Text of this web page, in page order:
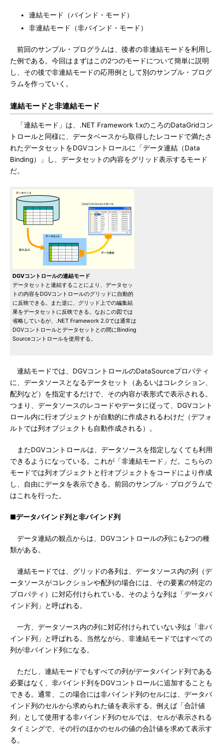
連結モード（バインド・モード）
非連結モード（非バインド・モード）
前回のサンプル・プログラムは、後者の非連結モードを利用し
た例である。今回はまずはこの2つのモードについて簡単に説明
し、その後で非連結モードの応用例として別のサンプル・プログ
ラムを作っていく。
連結モードと非連結モード
「連結モード」は、.NET Framework 1.xのころのDataGridコン
トロールと同様に、データベースから取得したレコードで満たさ
れたデータセットをDGVコントロールに「データ連結（Data
Binding）」し、データセットの内容をグリッド表示するモード
だ。
DGVコントロールの連結モード
データセットと連結することにより、データセッ
トの内容をDGVコントロールのグリッドに自動的
に反映できる。また逆に、グリッド上での編集結
果をデータセットに反映できる。なおこの図では
省略しているが、.NET Framework 2.0では通常は
DGVコントロールとデータセットとの間にBinding
Sourceコントロールを使用する。
連結モードでは、DGVコントロールのDataSourceプロパティ
に、データソースとなるデータセット（あるいはコレクション、
配列など）を指定するだけで、その内容が表形式で表示される。
つまり、データソースのレコードやデータに従って、DGVコント
ロール内に行オブジェクトが自動的に作成されるわけだ（デフォ
ルトでは列オブジェクトも自動作成される）。
またDGVコントロールは、データソースを指定しなくても利用
できるようになっている。これが「非連結モード」だ。こちらの
モードでは列オブジェクトと行オブジェクトをコードにより作成
し、自由にデータを表示できる。前回のサンプル・プログラムで
はこれを行った。
■データバインド列と非バインド列
データ連結の観点からは、DGVコントロールの列にも2つの種
類がある。
連結モードでは、グリッドの各列は、データソース内の列（デ
ータソースがコレクションや配列の場合には、その要素の特定の
プロパティ）に対応付けられている。そのような列は「データバ
インド列」と呼ばれる。
一方、データソース内の列に対応付けられていない列は「非バ
インド列」と呼ばれる。当然ながら、非連結モードではすべての
列が非バインド列になる。
ただし、連結モードでもすべての列がデータバインド列である
必要はなく、非バインド列をDGVコントロールに追加することも
できる。通常、この場合には非バインド列のセルには、データバ
インド列のセルから求められた値を表示する。例えば「合計値
列」として使用する非バインド列のセルでは、セルが表示される
タイミングで、その行のほかのセルの値の合計値を求めて表示す
る。